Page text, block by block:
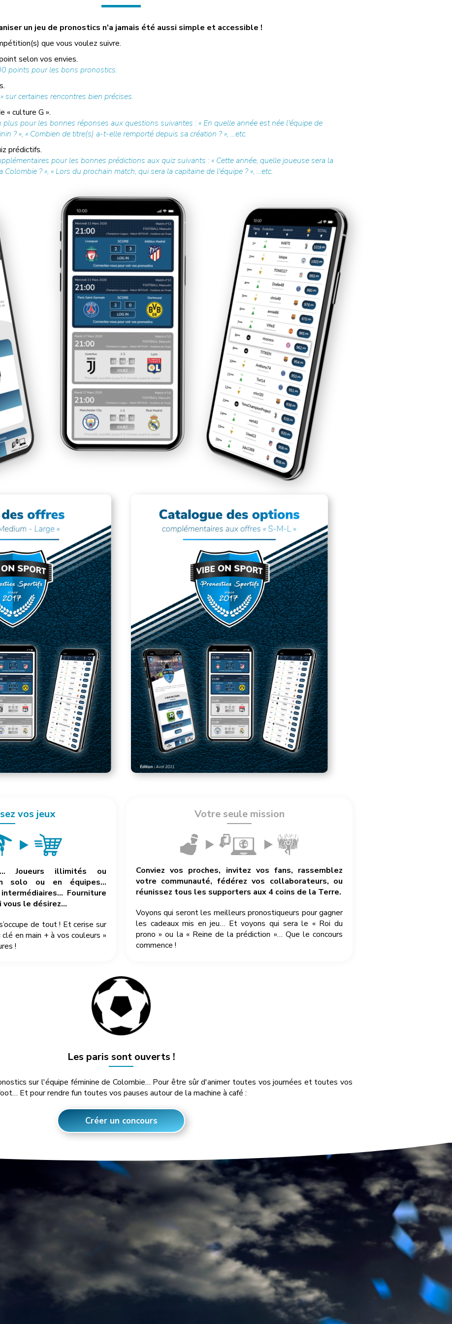
un jeu de pronostics n'a jamais été aussi simple et accessible !
que vous voulez suivre.
selon vos envies.
points pour les bons pronostics.
sur certaines rencontres bien précises.
« culture G ».
pour les bonnes réponses aux questions suivantes : « En quelle année est née l'équipe de
? », « Combien de titre(s) a-t-elle remporté depuis sa création ? », …etc.
prédictifs.
pour les bonnes prédictions aux quiz suivants : « Cette année, quelle joueuse sera la
? », « Lors du prochain match, qui sera la capitaine de l'équipe ? », …etc.
vos jeux
Joueurs illimités ou
solo ou en équipes…
Fourniture
vous le désirez…
de tout ! Et cerise sur
en main + à vos couleurs »
!
Votre seule mission
Conviez vos proches, invitez vos fans, rassemblez
votre communauté, fédérez vos collaborateurs, ou
réunissez tous les supporters aux 4 coins de la Terre.
Voyons qui seront les meilleurs pronostiqueurs pour gagner
les cadeaux mis en jeu… Et voyons qui sera le « Roi du
prono » ou la « Reine de la prédiction »… Que le concours
commence !
Les paris sont ouverts !
sur l'équipe féminine de Colombie… Pour être sûr d'animer toutes vos journées et toutes vos
Et pour rendre fun toutes vos pauses autour de la machine à café :
Créer un concours